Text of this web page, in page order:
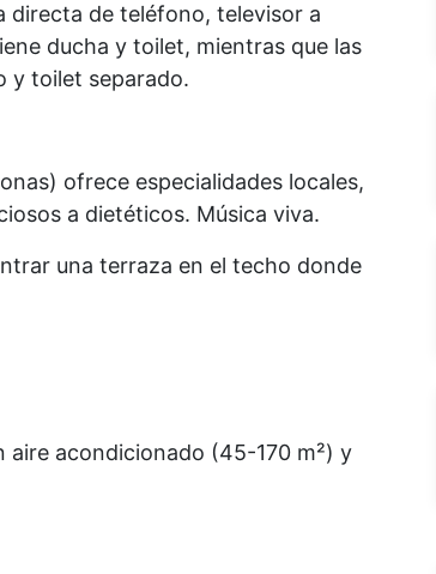
directa de teléfono, televisor a
ducha y toilet, mientras que las
y toilet separado.
ofrece especialidades locales,
a dietéticos. Música viva.
una terraza en el techo donde
aire acondicionado (45-170 m²) y